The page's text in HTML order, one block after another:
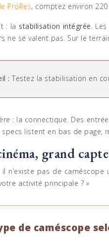
ProRes, comptez environ
: la stabilisation intégrée.
ne se valent pas. Sur le
: Testez la stabilisation en
: la connectique. Des
listent en bas de page,
grand
il n’existe pas de
activité principale ? »
de caméscope